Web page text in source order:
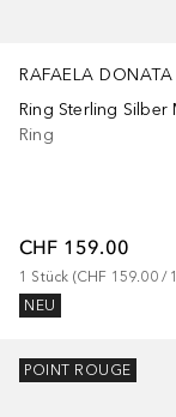
RAFAELA DONATA
Ring
CHF 159.00
1 Stück (CHF 159.00 / 1
NEU
POINT ROUGE